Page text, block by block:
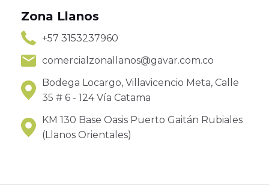
Zona Llanos
+57 3153237960
comercialzonallanos@gavar.com.co
Bodega Locargo, Villavicencio Meta, Calle
35 # 6 - 124 Vía Catama
KM 130 Base Oasis Puerto Gaitán Rubiales
(Llanos Orientales)